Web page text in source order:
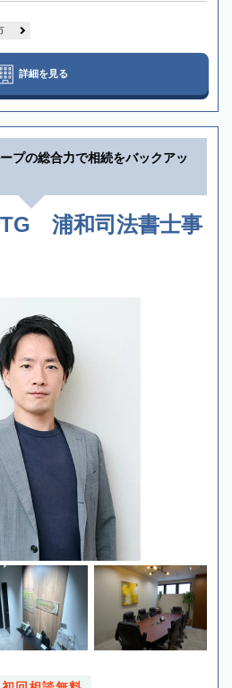
詳細を見る
プの総合力で相続をバックアッ
浦和司法書士事